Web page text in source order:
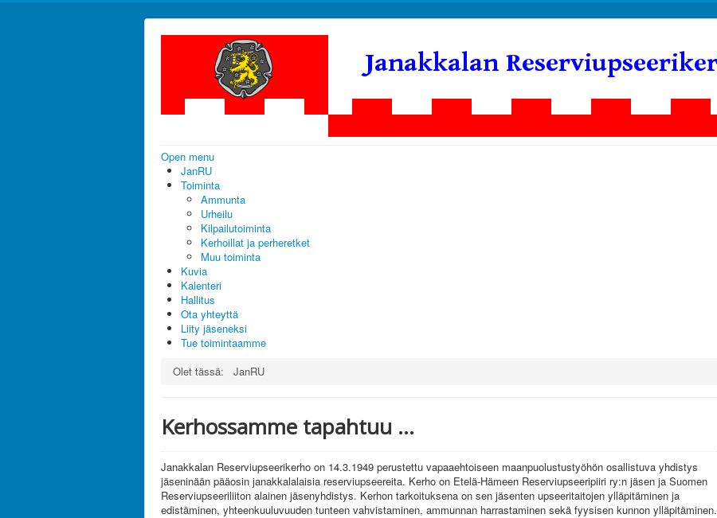
Open menu
JanRU
Toiminta
Ammunta
Urheilu
Kilpailutoiminta
Kerhoillat ja perheretket
Muu toiminta
Kuvia
Kalenteri
Hallitus
Ota yhteyttä
Liity jäseneksi
Tue toimintaamme
Olet tässä:
JanRU
Kerhossamme tapahtuu ...
Janakkalan Reserviupseerikerho on 14.3.1949 perustettu vapaaehtoiseen maanpuolustustyöhön osallistuva yhdistys
jäseninään pääosin janakkalalaisia reserviupseereita. Kerho on Etelä-Hämeen Reserviupseeripiiri ry:n jäsen ja Suomen
Reserviupseeriliiton alainen jäsenyhdistys. Kerhon tarkoituksena on sen jäsenten upseeritaitojen ylläpitäminen ja
edistäminen, yhteenkuuluvuuden tunteen vahvistaminen, ammunnan harrastaminen sekä fyysisen kunnon ylläpitäminen.